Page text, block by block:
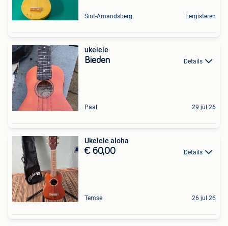
Sint-Amandsberg Eergisteren
ukelele
Bieden Details
Paal 29 jul 26
Ukelele aloha
€ 60,00 Details
Temse 26 jul 26